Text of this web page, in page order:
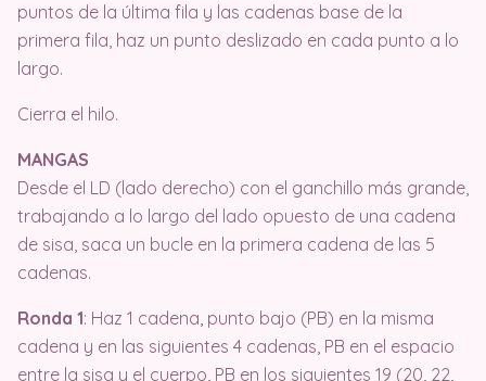
puntos de la última fila y las cadenas base de la
primera fila, haz un punto deslizado en cada punto a lo
largo.
Cierra el hilo.
MANGAS
Desde el LD (lado derecho) con el ganchillo más grande,
trabajando a lo largo del lado opuesto de una cadena
de sisa, saca un bucle en la primera cadena de las 5
cadenas.
Ronda 1: Haz 1 cadena, punto bajo (PB) en la misma
cadena y en las siguientes 4 cadenas, PB en el espacio
entre la sisa y el cuerpo, PB en los siguientes 19 (20, 22,